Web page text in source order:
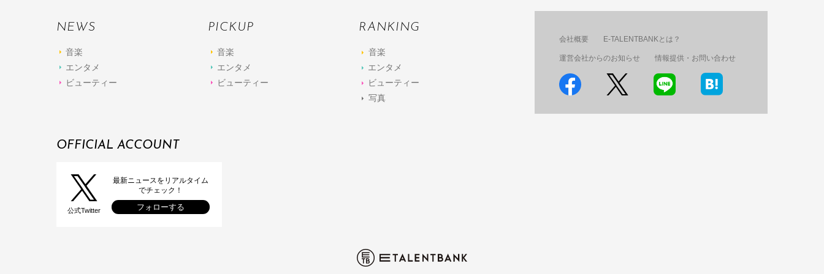
NEWS
音楽
エンタメ
ビューティー
PICKUP
音楽
エンタメ
ビューティー
RANKING
音楽
エンタメ
ビューティー
写真
会社概要 E-TALENTBANKとは？
運営会社からのお知らせ 情報提供・お問い合わせ
OFFICIAL ACCOUNT
公式Twitter
最新ニュースをリアルタイム
でチェック！
フォローする